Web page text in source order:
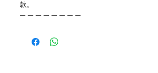
款。
— — — — — — — —